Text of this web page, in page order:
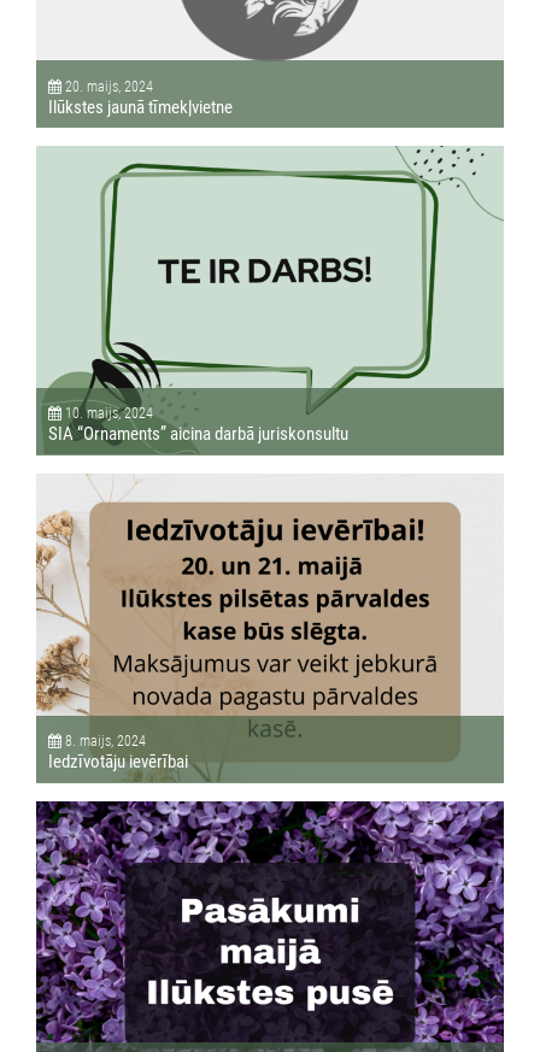
20. maijs, 2024
Ilūkstes jaunā tīmekļvietne
10. maijs, 2024
SIA “Ornaments” aicina darbā juriskonsultu
8. maijs, 2024
Iedzīvotāju ievērībai